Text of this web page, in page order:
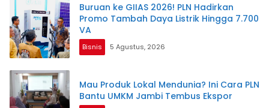
Buruan ke GIIAS 2026! PLN Hadirkan
Promo Tambah Daya Listrik Hingga 7.700
VA
Bisnis 5 Agustus, 2026
Mau Produk Lokal Mendunia? Ini Cara PLN
Bantu UMKM Jambi Tembus Ekspor